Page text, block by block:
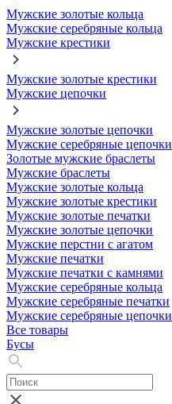
Мужские золотые кольца
Мужские серебряные кольца
Мужские крестики
Мужские золотые крестики
Мужские цепочки
Мужские золотые цепочки
Мужские серебряные цепочки
Золотые мужские браслеты
Мужские браслеты
Мужские золотые кольца
Мужские золотые крестики
Мужские золотые печатки
Мужские золотые цепочки
Мужские перстни с агатом
Мужские печатки
Мужские печатки с камнями
Мужские серебряные кольца
Мужские серебряные печатки
Мужские серебряные цепочки
Все товары
Бусы